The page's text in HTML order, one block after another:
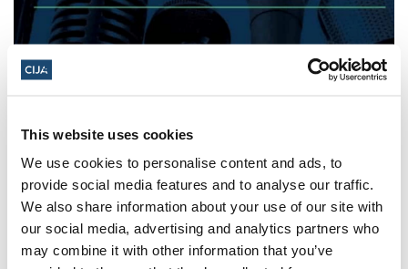
This website uses cookies
We use cookies to personalise content and ads, to
provide social media features and to analyse our traffic.
We also share information about your use of our site with
our social media, advertising and analytics partners who
may combine it with other information that you’ve
projet du musée d'introduire un
discours politique dans les salles de
classe canadiennes